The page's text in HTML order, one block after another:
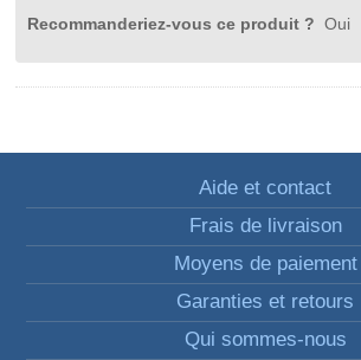
Recommanderiez-vous ce produit ? Oui
Aide et contact
Frais de livraison
Moyens de paiement
Garanties et retours
Qui sommes-nous